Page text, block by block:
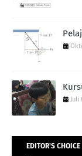
Juli
EDITOR'S CHOICE